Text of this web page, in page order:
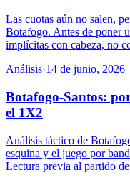
Las cuotas aún no salen,
Botafogo. Antes de poner
implícitas con cabeza, no
Análisis·14 de junio, 2026
Botafogo-Santos:
el 1X2
Análisis táctico de
esquina y el juego por
Lectura previa al partido